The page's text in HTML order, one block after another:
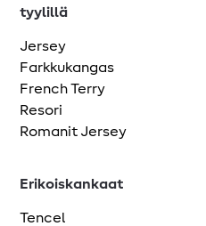
tyylillä
Jersey
Farkkukangas
French Terry
Resori
Romanit Jersey
Erikoiskankaat
Tencel